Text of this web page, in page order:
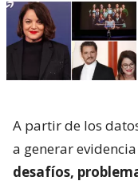
A partir de los
a generar
desafíos,